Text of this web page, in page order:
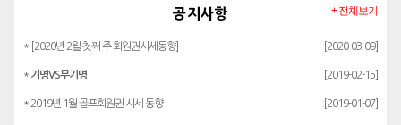
공지사항
* [2020년 2월 첫째 주 회원권시세동향] [2020-03-09]
* 기명VS무기명 [2019-02-15]
* 2019년 1월 골프회원권 시세 동향 [2019-01-07]
+ 전체보기